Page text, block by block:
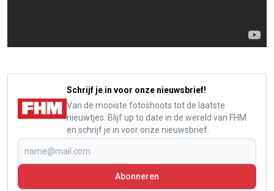
Schrijf je in voor onze nieuwsbrief!
Van de mooiste fotoshoots tot de laatste
nieuwtjes. Blijf up to date in de wereld van FHM
en schrijf je in voor onze nieuwsbrief.
Abonneren